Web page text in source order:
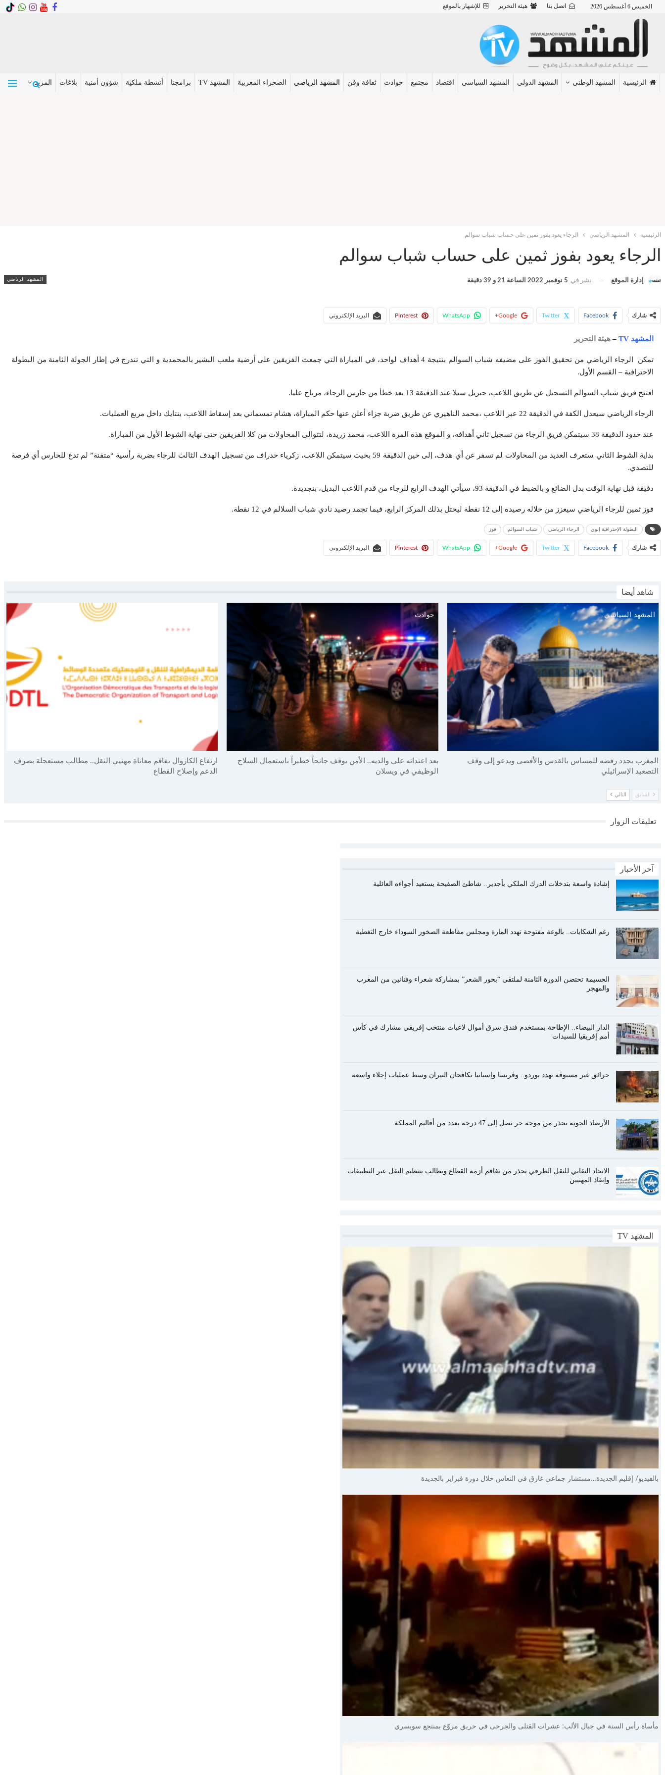
الخميس 6 أغسطس 2026 اتصل بنا هيئة التحرير للإشهار بالموقع
الرئيسية المشهد الوطني المشهد الدولي المشهد السياسي اقتصاد مجتمع حوادث ثقافة وفن المشهد الرياضي الصحراء المغربية المشهد TV برامجنا أنشطة ملكية شؤون أمنية بلاغات المزيد
الرئيسية المشهد الرياضي الرجاء يعود بفوز ثمين على حساب شباب سوالم
الرجاء يعود بفوز ثمين على حساب شباب سوالم
المشهد الرياضي إدارة الموقع نشر في 5 نوفمبر 2022 الساعة 21 و 39 دقيقة
شارك Facebook
Twitter
Google+
WhatsApp
Pinterest البريد الإلكتروني
المشهد TV –هيئة التحرير
تمكن الرجاء الرياضي من تحقيق الفوز على مضيفه شباب السوالم بنتيجة 4 أهداف لواحد، في المباراة التي جمعت الفريقين على أرضية ملعب البشير بالمحمدية و التي تندرج في إطار الجولة الثامنة من البطولة
الاحترافية – القسم الأول.
افتتح فريق شباب السوالم التسجيل عن طريق اللاعب، جبريل سيلا عند الدقيقة 13 بعد خطأ من حارس الرجاء، مرباح عليا.
الرجاء الرياضي سيعدل الكفة في الدقيقة 22 عبر اللاعب ،محمد الناهيري عن طريق ضربة جزاء أعلن عنها حكم المباراة، هشام تمسماني بعد إسقاط اللاعب، بنتايك داخل مربع العمليات.
عند حدود الدقيقة 38 سيتمكن فريق الرجاء من تسجيل ثاني أهدافه، و الموقع هذه المرة اللاعب، محمد زريدة، لتتوالى المحاولات من كلا الفريقين حتى نهاية الشوط الأول من المباراة.
بداية الشوط الثاني ستعرف العديد من المحاولات لم تسفر عن أي هدف، إلى حين الدقيقة 59 بحيث سيتمكن اللاعب، زكرياء حدراف من تسجيل الهدف الثالث للرجاء بضربة رأسية “متقنة” لم تدع للحارس أي فرصة
للتصدي.
دقيقة قبل نهاية الوقت بدل الضائع و بالضبط في الدقيقة 93، سيأتي الهدف الرابع للرجاء من قدم اللاعب البديل، بنجديدة.
فوز ثمين للرجاء الرياضي سيعزز من خلاله رصيده إلى 12 نقطة ليحتل بذلك المركز الرابع، فيما تجمد رصيد نادي شباب السلالم في 12 نقطة.
البطولة الإحترافية إنوي الرجاء الرياضي شباب السوالم فوز
شارك Facebook
Twitter
Google+
WhatsApp
Pinterest البريد الإلكتروني
شاهد أيضا
المشهد السياسي
المغرب يجدد رفضه للمساس بالقدس والأقصى ويدعو إلى وقف
التصعيد الإسرائيلي
حوادث
بعد اعتدائه على والديه.. الأمن يوقف جانحاً خطيراً باستعمال السلاح
الوظيفي في ويسلان
ارتفاع الكازوال يفاقم معاناة مهنيي النقل.. مطالب مستعجلة بصرف
الدعم وإصلاح القطاع
السابق التالي
تعليقات الزوار
آخر الأخبار
إشادة واسعة بتدخلات الدرك الملكي بأجدير.. شاطئ الصفيحة يستعيد أجواءه العائلية
رغم الشكايات.. بالوعة مفتوحة تهدد المارة ومجلس مقاطعة الصخور السوداء خارج التغطية
الحسيمة تحتضن الدورة الثامنة لملتقى “بحور الشعر” بمشاركة شعراء وفنانين من المغرب
والمهجر
الدار البيضاء.. الإطاحة بمستخدم فندق سرق أموال لاعبات منتخب إفريقي مشارك في كأس
أمم إفريقيا للسيدات
حرائق غير مسبوقة تهدد بوردو.. وفرنسا وإسبانيا تكافحان النيران وسط عمليات إجلاء واسعة
الأرصاد الجوية تحذر من موجة حر تصل إلى 47 درجة بعدد من أقاليم المملكة
الاتحاد النقابي للنقل الطرقي يحذر من تفاقم أزمة القطاع ويطالب بتنظيم النقل عبر التطبيقات
وإنقاذ المهنيين
المشهد TV
بالفيديو/ إقليم الجديدة…مستشار جماعي غارق في النعاس خلال دورة فبراير بالجديدة
مأساة رأس السنة في جبال الألب: عشرات القتلى والجرحى في حريق مروّع بمنتجع سويسري